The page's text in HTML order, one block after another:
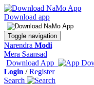
Download app
Toggle navigation
Narendra Modi
Mera Saansad
Download App
Login /Register
Search